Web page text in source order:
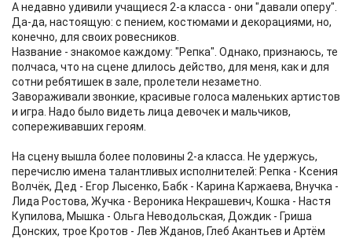
А недавно удивили учащиеся 2-а класса - они "давали оперу".
Да-да, настоящую: с пением, костюмами и декорациями, но,
конечно, для своих ровесников.
Название - знакомое каждому: "Репка". Однако, признаюсь, те
полчаса, что на сцене длилось действо, для меня, как и для
сотни ребятишек в зале, пролетели незаметно.
Завораживали звонкие, красивые голоса маленьких артистов
и игра. Надо было видеть лица девочек и мальчиков,
сопереживавших героям.
На сцену вышла более половины 2-а класса. Не удержусь,
перечислю имена талантливых исполнителей: Репка - Ксения
Волчёк, Дед - Егор Лысенко, Бабк - Карина Каржаева, Внучка -
Лида Ростова, Жучка - Вероника Некрашевич, Кошка - Настя
Купилова, Мышка - Ольга Неводольская, Дождик - Гриша
Донских, трое Кротов - Лев Жданов, Глеб Акантьев и Артём